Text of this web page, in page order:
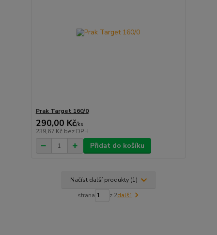
Prak Target 160/0
290,00 Kč/ks
239,67 Kč bez DPH
Přidat do košíku
Načíst další produkty (1)
strana z 2další